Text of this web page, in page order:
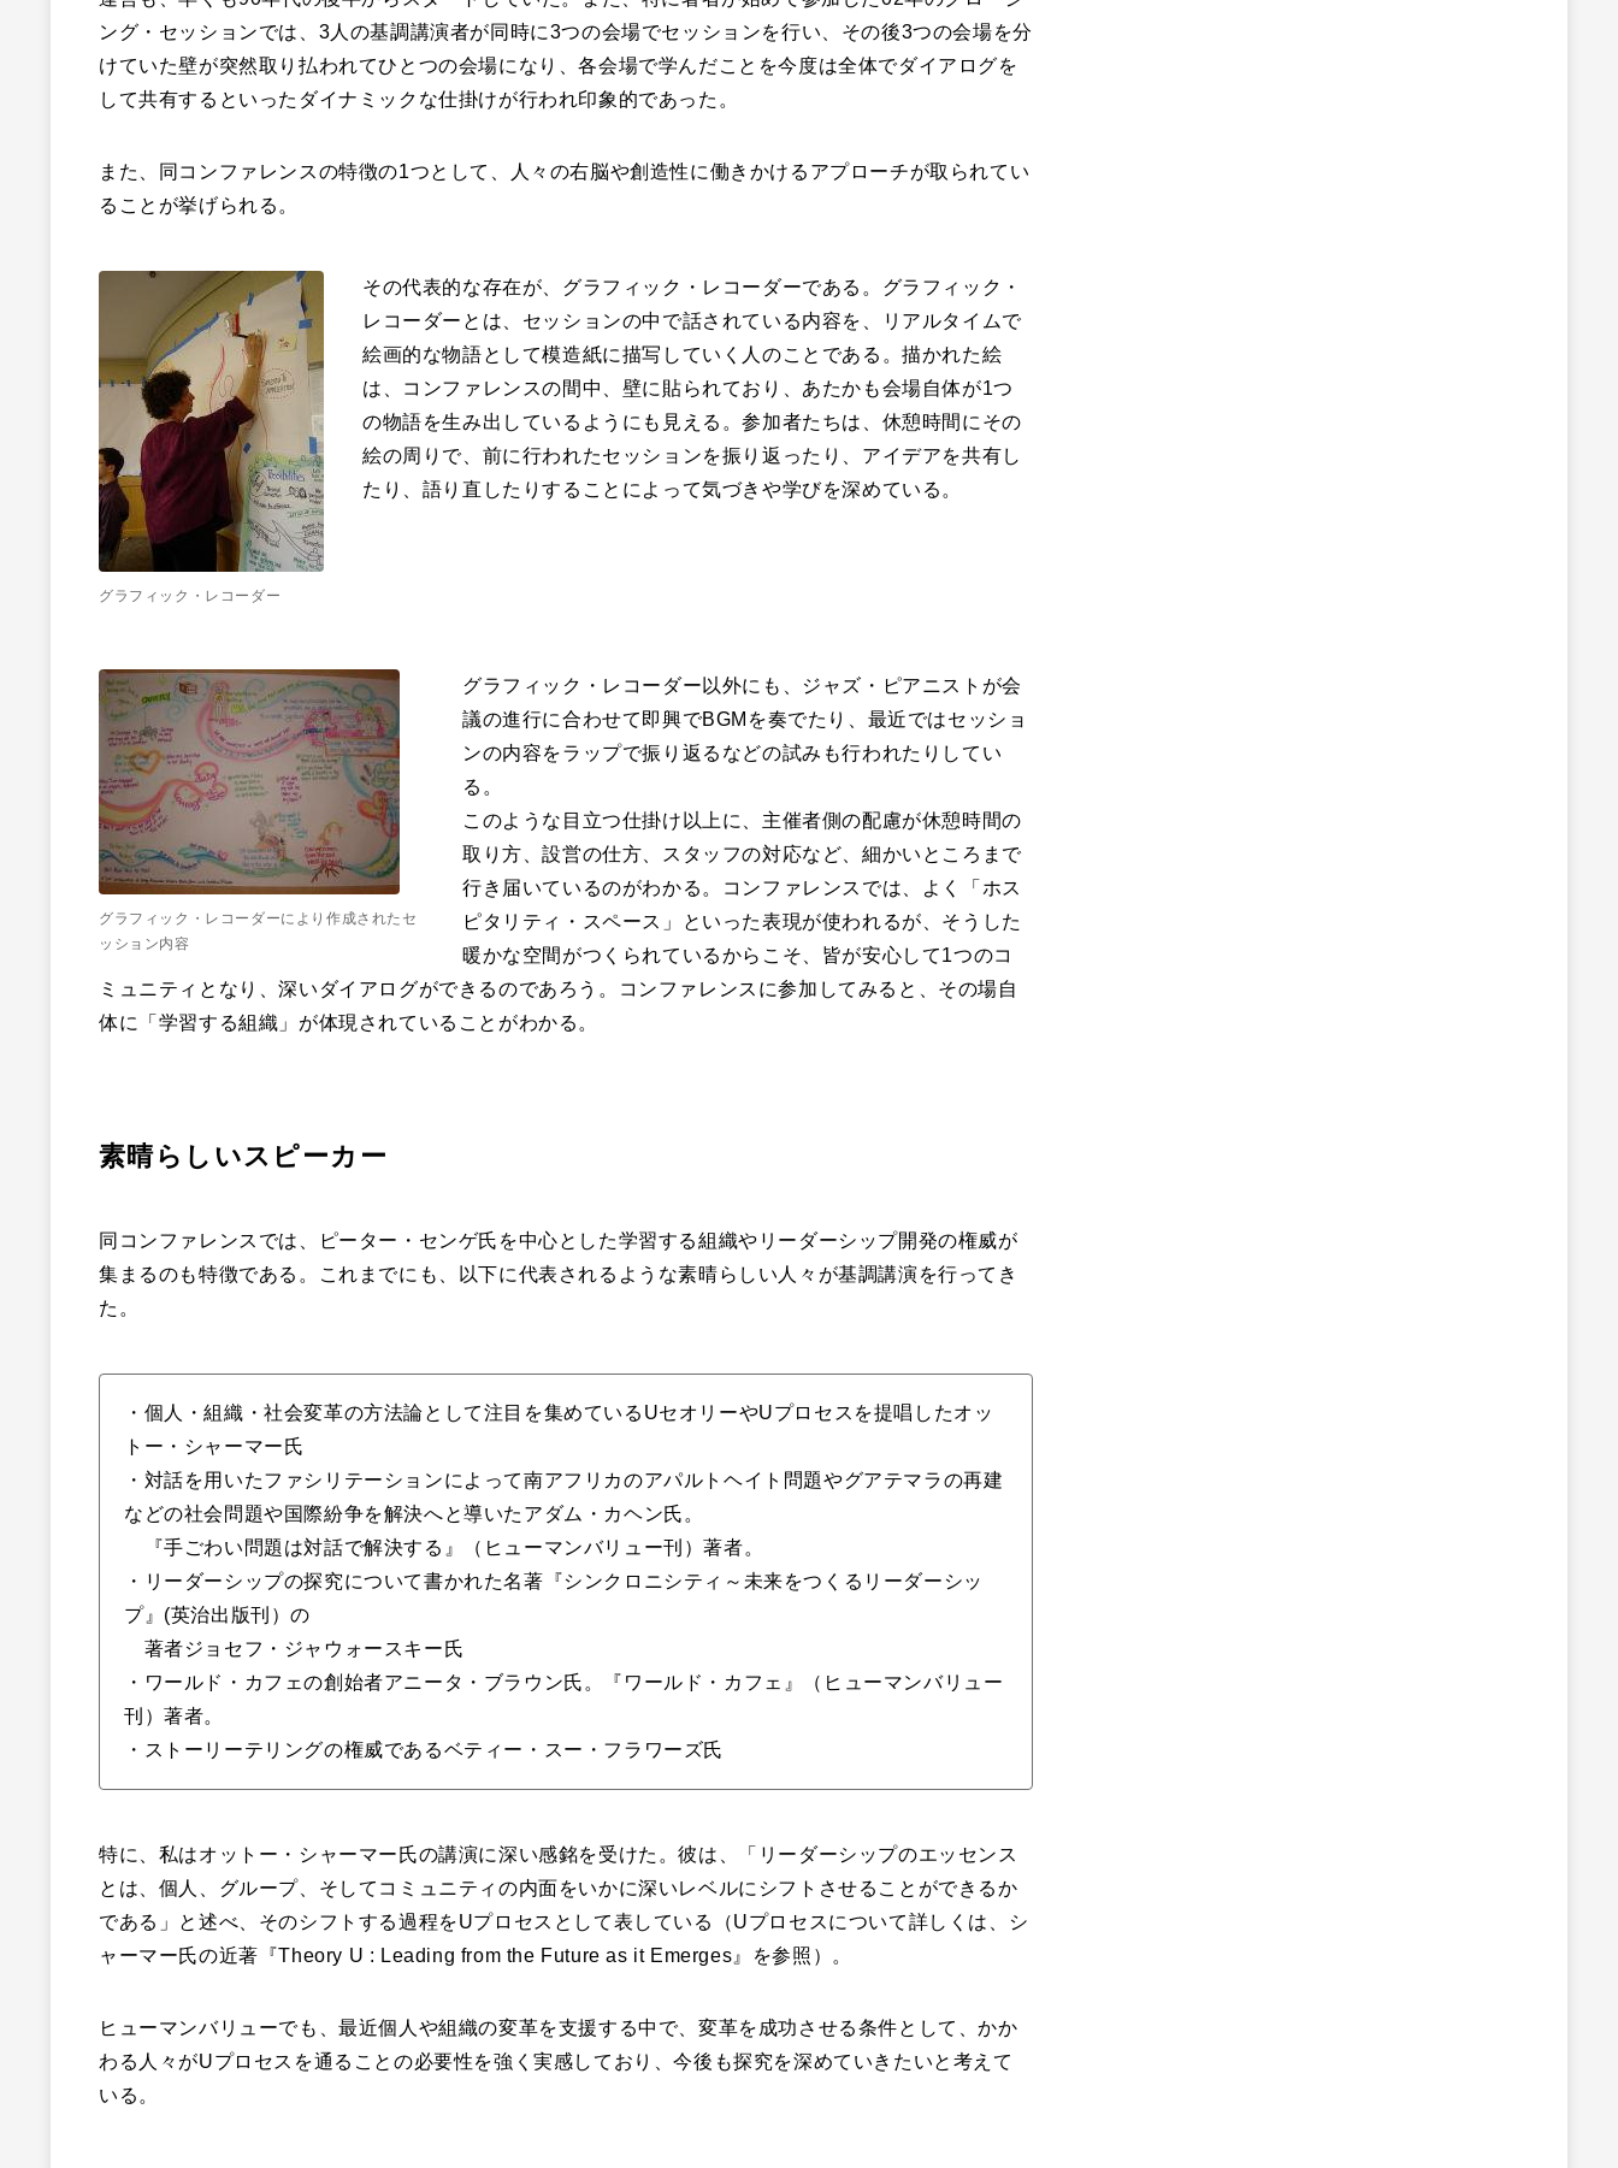
ング・セッションでは、3人の基調講演者が同時に3つの会場でセッションを行い、その後3つの会場を分
けていた壁が突然取り払われてひとつの会場になり、各会場で学んだことを今度は全体でダイアログを
して共有するといったダイナミックな仕掛けが行われ印象的であった。
また、同コンファレンスの特徴の1つとして、人々の右脳や創造性に働きかけるアプローチが取られてい
ることが挙げられる。
グラフィック・レコーダー
その代表的な存在が、グラフィック・レコーダーである。グラフィック・
レコーダーとは、セッションの中で話されている内容を、リアルタイムで
絵画的な物語として模造紙に描写していく人のことである。描かれた絵
は、コンファレンスの間中、壁に貼られており、あたかも会場自体が1つ
の物語を生み出しているようにも見える。参加者たちは、休憩時間にその
絵の周りで、前に行われたセッションを振り返ったり、アイデアを共有し
たり、語り直したりすることによって気づきや学びを深めている。
グラフィック・レコーダーにより作成されたセ
ッション内容
グラフィック・レコーダー以外にも、ジャズ・ピアニストが会
議の進行に合わせて即興でBGMを奏でたり、最近ではセッショ
ンの内容をラップで振り返るなどの試みも行われたりしてい
る。
このような目立つ仕掛け以上に、主催者側の配慮が休憩時間の
取り方、設営の仕方、スタッフの対応など、細かいところまで
行き届いているのがわかる。コンファレンスでは、よく「ホス
ピタリティ・スペース」といった表現が使われるが、そうした
暖かな空間がつくられているからこそ、皆が安心して1つのコ
ミュニティとなり、深いダイアログができるのであろう。コンファレンスに参加してみると、その場自
体に「学習する組織」が体現されていることがわかる。
素晴らしいスピーカー
同コンファレンスでは、ピーター・センゲ氏を中心とした学習する組織やリーダーシップ開発の権威が
集まるのも特徴である。これまでにも、以下に代表されるような素晴らしい人々が基調講演を行ってき
た。
・個人・組織・社会変革の方法論として注目を集めているUセオリーやUプロセスを提唱したオッ
トー・シャーマー氏
・対話を用いたファシリテーションによって南アフリカのアパルトヘイト問題やグアテマラの再建
などの社会問題や国際紛争を解決へと導いたアダム・カヘン氏。
『手ごわい問題は対話で解決する』（ヒューマンバリュー刊）著者。
・リーダーシップの探究について書かれた名著『シンクロニシティ～未来をつくるリーダーシッ
プ』(英治出版刊）の
著者ジョセフ・ジャウォースキー氏
・ワールド・カフェの創始者アニータ・ブラウン氏。『ワールド・カフェ』（ヒューマンバリュー
刊）著者。
・ストーリーテリングの権威であるベティー・スー・フラワーズ氏
特に、私はオットー・シャーマー氏の講演に深い感銘を受けた。彼は、「リーダーシップのエッセンス
とは、個人、グループ、そしてコミュニティの内面をいかに深いレベルにシフトさせることができるか
である」と述べ、そのシフトする過程をUプロセスとして表している（Uプロセスについて詳しくは、シ
ャーマー氏の近著『Theory U : Leading from the Future as it Emerges』を参照）。
ヒューマンバリューでも、最近個人や組織の変革を支援する中で、変革を成功させる条件として、かか
わる人々がUプロセスを通ることの必要性を強く実感しており、今後も探究を深めていきたいと考えて
いる。